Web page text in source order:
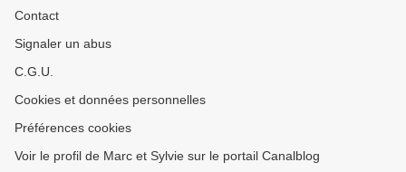
Contact
Signaler un abus
C.G.U.
Cookies et données personnelles
Préférences cookies
Voir le profil de Marc et Sylvie sur le portail Canalblog